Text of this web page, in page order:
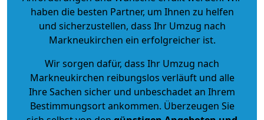
haben die besten Partner, um Ihnen zu helfen
und sicherzustellen, dass Ihr Umzug nach
Markneukirchen ein erfolgreicher ist.
Wir sorgen dafür, dass Ihr Umzug nach
Markneukirchen reibungslos verläuft und alle
Ihre Sachen sicher und unbeschadet an Ihrem
Bestimmungsort ankommen. Überzeugen Sie